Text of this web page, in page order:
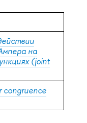
на
(joint
congruence